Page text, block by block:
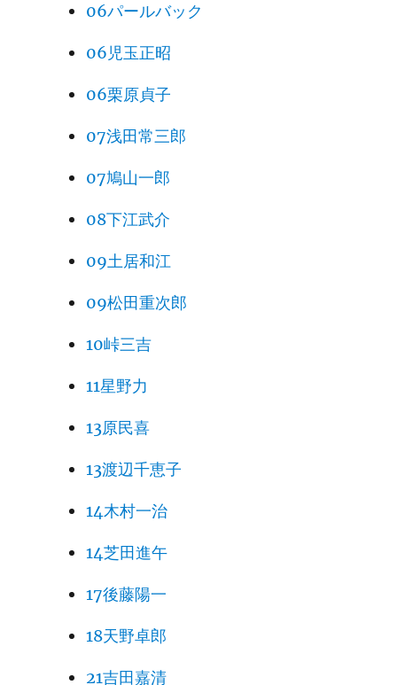
06パールバック
06児玉正昭
06栗原貞子
07浅田常三郎
07鳩山一郎
08下江武介
09土居和江
09松田重次郎
10峠三吉
11星野力
13原民喜
13渡辺千恵子
14木村一治
14芝田進午
17後藤陽一
18天野卓郎
21吉田嘉清